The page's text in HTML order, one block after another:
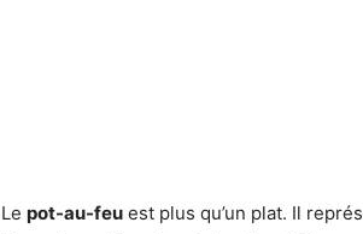
Le pot-au-feu est plus qu’un plat. Il